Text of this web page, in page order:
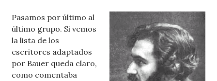
Pasamos por último al
último grupo. Si vemos
la lista de los
escritores adaptados
por Bauer queda claro,
como comentaba